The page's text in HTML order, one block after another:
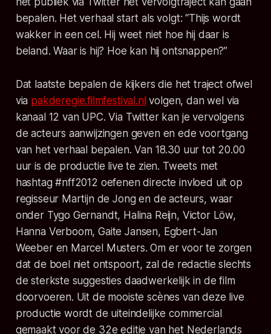
bepalen. Het verhaal start als volgt:“Thijs wordt
wakker in een cel. Hij weet niet hoe hij daar is
beland. Waar is hij? Hoe kan hij ontsnappen?”
Dat laatste bepalen de kijkers die het traject ofwel
via pakderegie.filmfestival.nlvolgen, dan wel via
kanaal 12 van UPC. Via Twitter kan je vervolgens
de acteurs aanwijzingen geven en ede voortgang
van het verhaal bepalen. Van 18.30 uur tot 20.00
uur is de productie live te zien. Tweets met
hashtag #nff2012 oefenen directe invloed uit op
regisseur Martijn de Jong en de acteurs, waar
onder Tygo Gernandt, Halina Reijn, Victor Löw,
Hanna Verboom, Gaite Jansen, Egbert-Jan
Weeber en Marcel Musters. Om er voor te zorgen
dat de boel niet ontspoort, zal de redactie slechts
de sterkste suggesties daadwerkelijk in de film
doorvoeren. Uit de mooiste scènes van deze live
productie wordt de uiteindelijke commercial
gemaakt voor de 32e editie van het Nederlands